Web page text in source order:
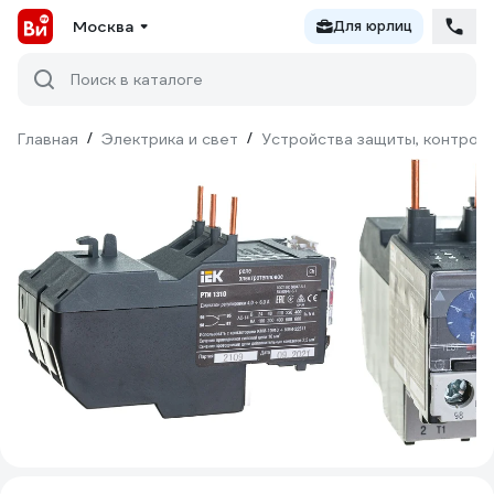
Москва Для юрлиц
Поиск в каталоге
Главная / Электрика и свет / Устройства защиты,